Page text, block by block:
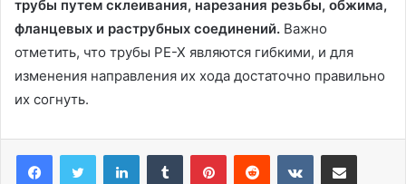
трубы путем склеивания, нарезания резьбы, обжима,
фланцевых и раструбных соединений. Важно
отметить, что трубы PE-X являются гибкими, и для
изменения направления их хода достаточно правильно
их согнуть.
LinkedInTumblr PinterestReddit ВконтактеПоделиться через электронную почту